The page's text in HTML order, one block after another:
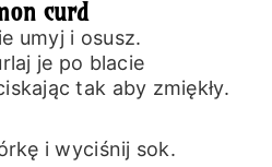
curd
umyj i osusz.
je po blacie
tak aby zmiękły.
i wyciśnij sok.